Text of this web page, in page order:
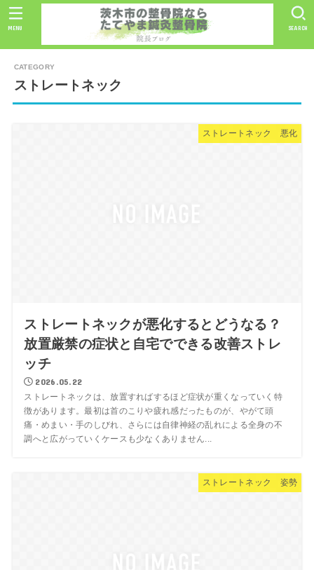
SEARCH
MENU
ストレートネック
ストレートネック 悪化
ストレートネックが悪化するとどうなる？
放置厳禁の症状と自宅でできる改善ストレ
ッチ
2026.05.22
ストレートネックは、放置すればするほど症状が重くなっていく特
徴があります。最初は首のこりや疲れ感だったものが、やがて頭
痛・めまい・手のしびれ、さらには自律神経の乱れによる全身の不
調へと広がっていくケースも少なくありません...
ストレートネック 姿勢